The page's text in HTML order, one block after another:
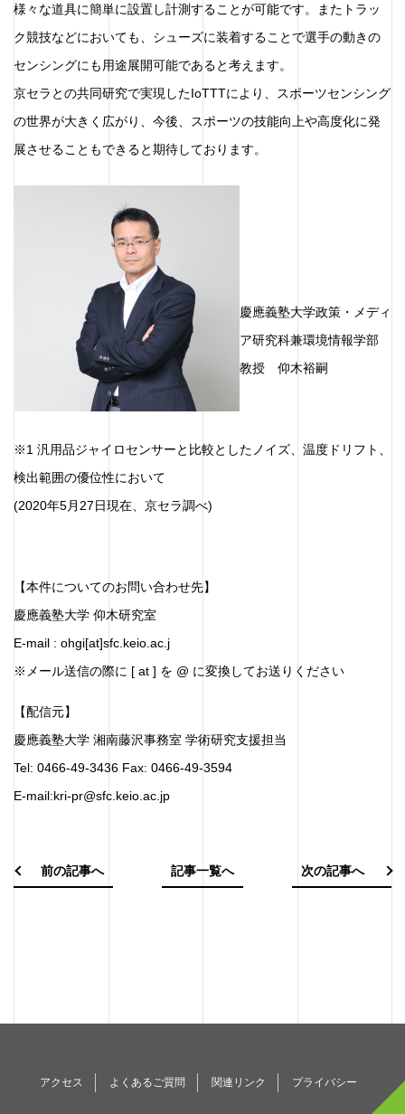
様々な道具に簡単に設置し計測することが可能です。またトラッ
ク競技などにおいても、シューズに装着することで選手の動きの
センシングにも用途展開可能であると考えます。
京セラとの共同研究で実現したIoTTTにより、スポーツセンシング
の世界が大きく広がり、今後、スポーツの技能向上や高度化に発
展させることもできると期待しております。
慶應義塾大学政策・メディ
ア研究科兼環境情報学部
教授 仰木裕嗣
※1 汎用品ジャイロセンサーと比較としたノイズ、温度ドリフト、
検出範囲の優位性において
(2020年5月27日現在、京セラ調べ)
【本件についてのお問い合わせ先】
慶應義塾大学 仰木研究室
E-mail : ohgi[at]sfc.keio.ac.j
※メール送信の際に [ at ] を @ に変換してお送りください
【配信元】
慶應義塾大学 湘南藤沢事務室 学術研究支援担当
Tel: 0466-49-3436 Fax: 0466-49-3594
E-mail:kri-pr@sfc.keio.ac.jp
前の記事へ 記事一覧へ 次の記事へ
アクセス よくあるご質問 関連リンク プライバシー